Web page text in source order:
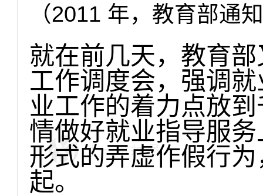
（2011 年，教育部通
就在前几天，教育
工作调度会，强调
业工作的着力点放
情做好就业指导服
形式的弄虚作假行
起。